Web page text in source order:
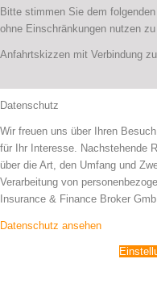
Bitte stimmen Sie dem
ohne Einschränkungen nutzen
Anfahrtskizzen mit Verbindung
Datenschutz
Wir freuen uns über Ihren
für Ihr Interesse. Nachstehende
über die Art, den Umfang und
Verarbeitung von
Insurance & Finance Broker
Datenschutz ansehen